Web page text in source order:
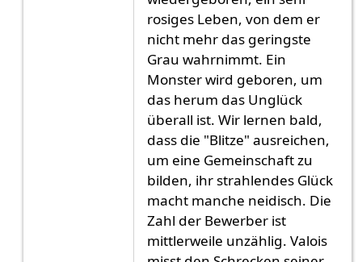
rosiges Leben, von dem er
nicht mehr das geringste
Grau wahrnimmt. Ein
Monster wird geboren, um
das herum das Unglück
überall ist. Wir lernen bald,
dass die "Blitze" ausreichen,
um eine Gemeinschaft zu
bilden, ihr strahlendes Glück
macht manche neidisch. Die
Zahl der Bewerber ist
mittlerweile unzählig. Valois